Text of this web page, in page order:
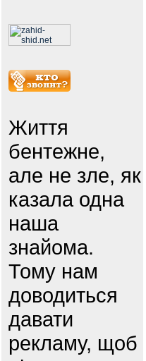
Життя
бентежне,
але не зле, як
казала одна
наша
знайома.
Тому нам
доводиться
давати
рекламу, щоб